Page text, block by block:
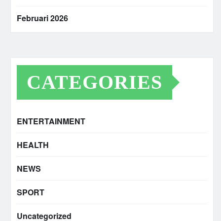
Februari 2026
CATEGORIES
ENTERTAINMENT
HEALTH
NEWS
SPORT
Uncategorized